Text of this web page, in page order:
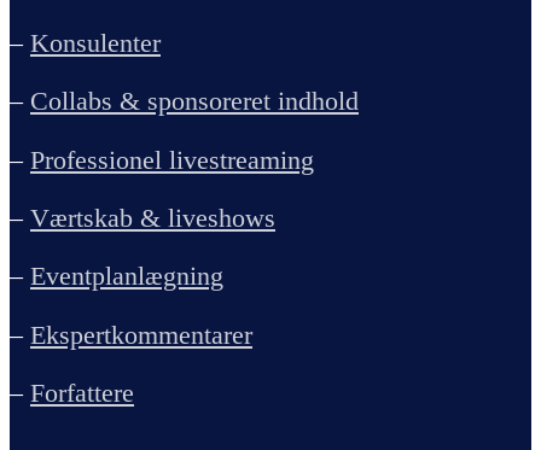
– Konsulenter
– Collabs & sponsoreret indhold
– Professionel livestreaming
– Værtskab & liveshows
– Eventplanlægning
– Ekspertkommentarer
– Forfattere